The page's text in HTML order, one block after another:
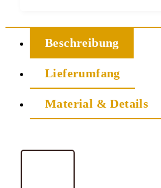
Beschreibung
Lieferumfang
Material & Details